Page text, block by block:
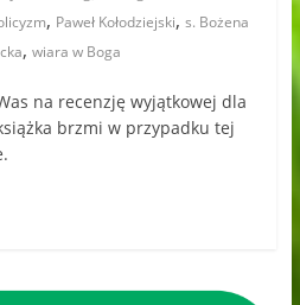
, Paweł Kołodziejski, s. Bożena
, wiara w Boga
na recenzję wyjątkowej dla
brzmi w przypadku tej